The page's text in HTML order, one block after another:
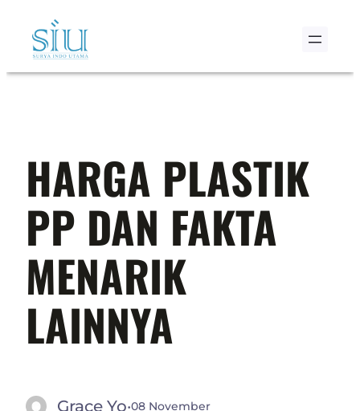
content
HARGA PLASTIK
PP DAN FAKTA
MENARIK
LAINNYA
Grace Yo·08 November